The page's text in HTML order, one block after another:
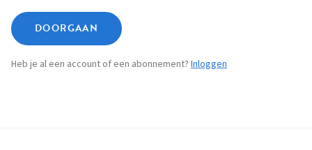
DOORGAAN
Heb je al een account of een abonnement? Inloggen